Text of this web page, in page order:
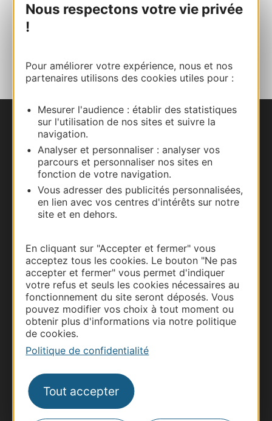
Nous respectons votre vie privée
!
Pour améliorer votre expérience, nous et nos
partenaires utilisons des cookies utiles pour :
Mesurer l'audience : établir des statistiques
sur l'utilisation de nos sites et suivre la
navigation.
Analyser et personnaliser : analyser vos
parcours et personnaliser nos sites en
fonction de votre navigation.
Vous adresser des publicités personnalisées,
en lien avec vos centres d'intérêts sur notre
site et en dehors.
En cliquant sur "Accepter et fermer" vous
acceptez tous les cookies. Le bouton "Ne pas
accepter et fermer" vous permet d'indiquer
votre refus et seuls les cookies nécessaires au
fonctionnement du site seront déposés. Vous
pouvez modifier vos choix à tout moment ou
obtenir plus d'informations via notre politique
de cookies.
Politique de confidentialité
Tout accepter
Facebook
Nous contacter
Carte interactive
Documentation
Thermalisme
Business/Mice
Pros d'Occitanie
Site presse et d'influence
Voyagistes